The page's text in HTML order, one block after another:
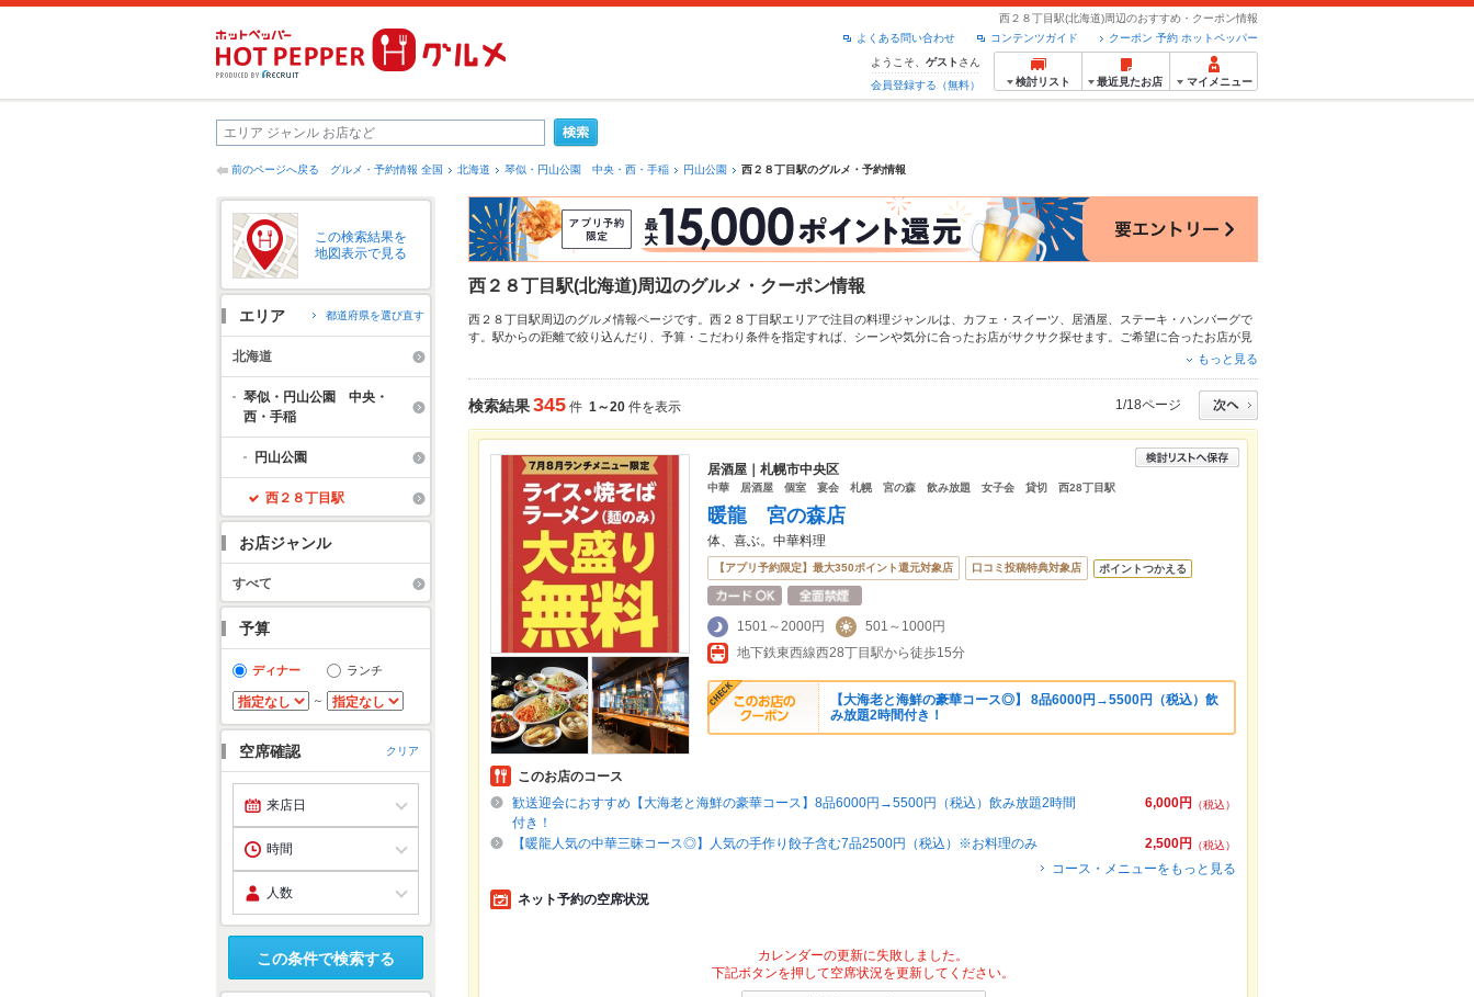
西２８丁目駅(北海道)周辺のおすすめ・クーポン情報
クーポン 予約 ホットペッパー
コンテンツガイド
よくある問い合わせ
ようこそ、 ゲスト さん
会員登録する（無料）
検討リスト 最近見たお店 マイメニュー
前のページへ戻る グルメ・予約情報 全国 北海道 琴似・円山公園 中央・西・手稲 円山公園 西２８丁目駅のグルメ・予約情報
この検索結果を
地図表示で見る
エリア 都道府県を選び直す
北海道
琴似・円山公園 中央・
西・手稲
円山公園
西２８丁目駅
お店ジャンル
すべて
予算
ディナー ランチ
～
空席確認 クリア
この条件で検索する
西２８丁目駅(北海道)周辺のグルメ・クーポン情報
西２８丁目駅周辺のグルメ情報ページです。西２８丁目駅エリアで注目の料理ジャンルは、 カフェ・スイーツ 居酒屋 ステーキ・ハンバーグで
す。駅からの距離で絞り込んだり、予算・こだわり条件を指定すれば、シーンや気分に合ったお店がサクサク探せます。ご希望に合ったお店が見
もチェックしてみてください。ホットペッパーグルメなら、お得なクーポンはもちろん、こだ
も拡大中です。友達どうしの飲み会にも、会社の宴会にも、デートやパーティにもお得に便利にホットペッパーグルメをご利用ください。
もっと見る
検索結果345 件 1～20 件を表示 1/18ページ
居酒屋｜札幌市中央区
中華 居酒屋 個室 宴会 札幌 宮の森 飲み放題 女子会 貸切 西28丁目駅
暖龍 宮の森店
体、喜ぶ。中華料理
【アプリ予約限定】最大350ポイント還元対象店 口コミ投稿特典対象店 ポイントつかえる
1501～2000円
501～1000円
地下鉄東西線西28丁目駅から徒歩15分
【大海老と海鮮の豪華コース◎】 8品6000円→5500円（税込）飲
み放題2時間付き！
このお店のコース
6,000円
（税込）
歓送迎会におすすめ【大海老と海鮮の豪華コース】8品6000円→5500円（税込）飲み放題2時間
付き！
2,500円
（税込）
【暖龍人気の中華三昧コース◎】人気の手作り餃子含む7品2500円（税込）※お料理のみ
コース・メニューをもっと見る
ネット予約の空席状況
カレンダーの更新に失敗しました。
下記ボタンを押して空席状況を更新してください。